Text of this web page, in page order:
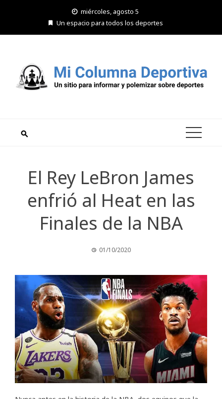
miércoles, agosto 5
Un espacio para todos los deportes
El Rey LeBron James
enfrió al Heat en las
Finales de la NBA
01/10/2020